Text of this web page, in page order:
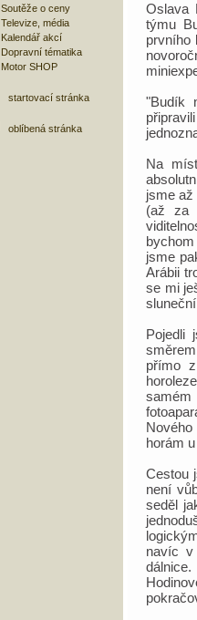
Soutěže o ceny
Televize, média
Kalendář akcí
Dopravní tématika
Motor SHOP
startovací stránka
oblíbená stránka
Oslava
týmu
prvního
"Budík
Na
jsme až
(až za
jsme
Arábii
se mi
Pojedli
přímo
samém
horám
Cestou
není
seděl
navíc v